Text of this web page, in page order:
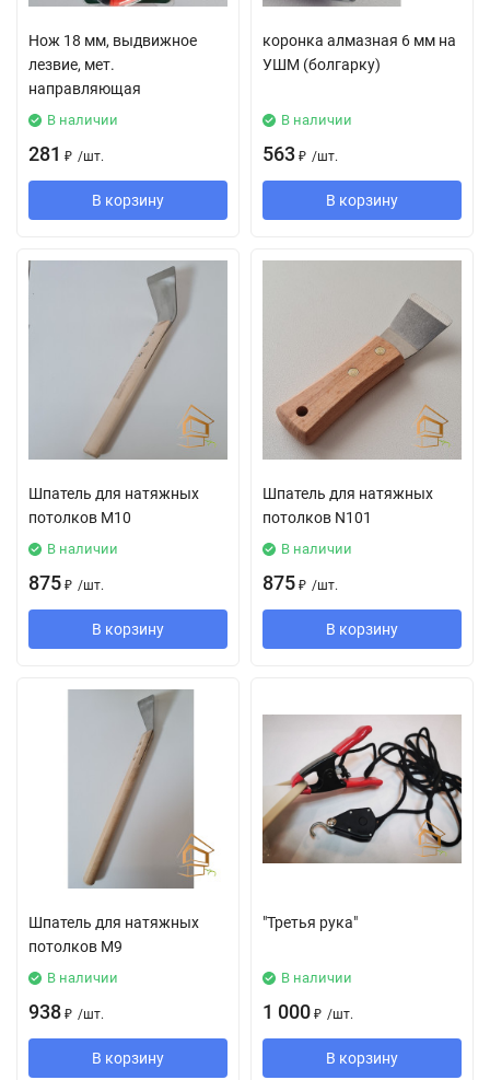
Нож 18 мм, выдвижное
лезвие, мет.
направляющая
В наличии
281 ₽ /шт.
В корзину
коронка алмазная 6 мм на
УШМ (болгарку)
В наличии
563 ₽ /шт.
В корзину
Шпатель для натяжных
потолков М10
В наличии
875 ₽ /шт.
В корзину
Шпатель для натяжных
потолков N101
В наличии
875 ₽ /шт.
В корзину
Шпатель для натяжных
потолков М9
В наличии
938 ₽ /шт.
В корзину
"Третья рука"
В наличии
1 000 ₽ /шт.
В корзину